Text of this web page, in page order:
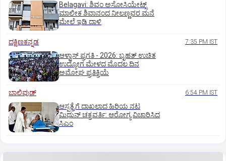
Belagavi: ಶಿವಂ ಅಸೋಸಿಯೇಟ್ಸ್
ಮಾಲೀಕ ಶಿವಾನಂದ ನೀಲಣ್ಣವರ ಮನೆ
ಮೇಲೆ ಇಡಿ‌ ದಾಳಿ
ದಕ್ಷಿಣಕನ್ನಡ 7:35 PM IST
ಆಳ್ವಾಸ್‌ ಪ್ರಗತಿ - 2026: ಬೃಹತ್ ಉಚಿತ
ಉದ್ಯೋಗ ಮೇಳದ ಮೊದಲ ದಿನ
ಅಮೋಘ ಪ್ರತಿಕ್ರಿಯೆ
ಬಾಲಿವುಡ್‌ 6:54 PM IST
ಆಸ್ಪತ್ರೆಗೆ ದಾಖಲಾದ ಹಿರಿಯ ನಟ
ಮಿಥುನ್ ಚಕ್ರವರ್ತಿ: ಆರೋಗ್ಯ ವಿಚಾರಿಸಿದ
ಸಿಎಂ